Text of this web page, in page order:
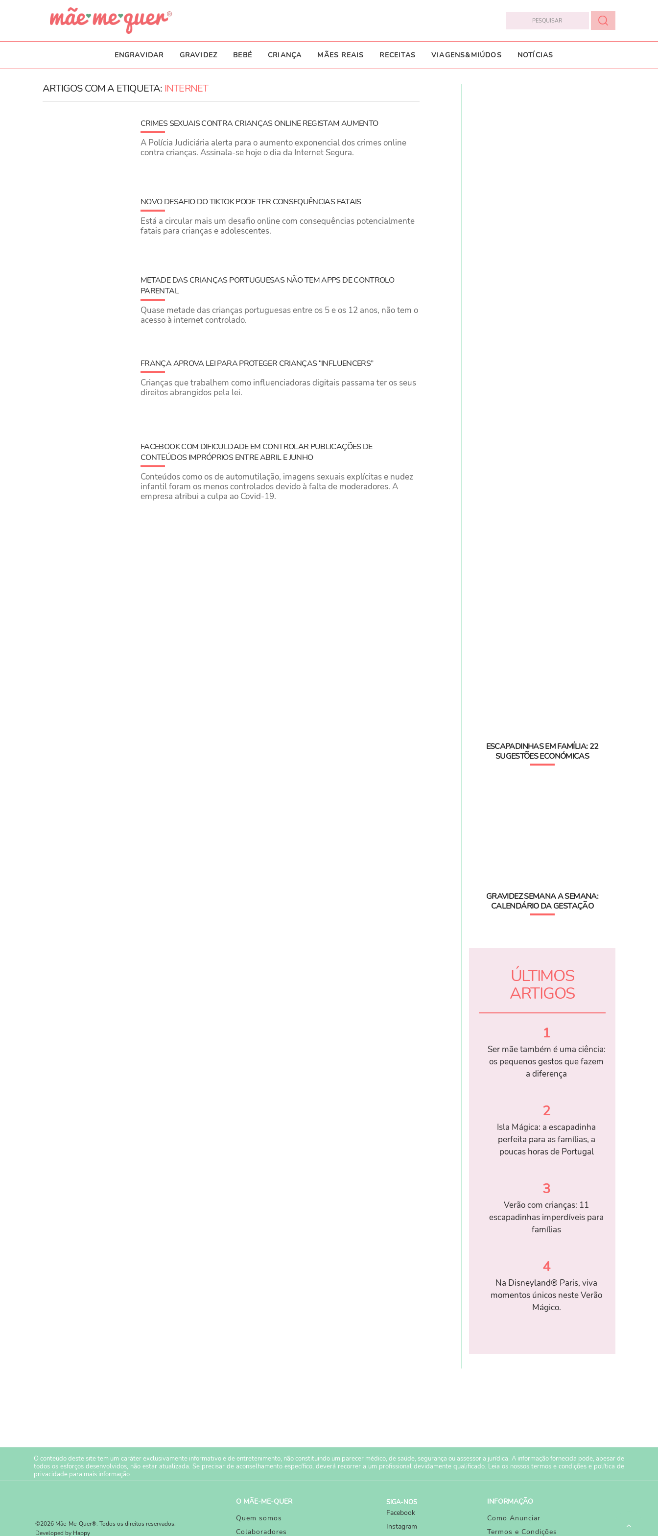
ENGRAVIDAR GRAVIDEZ BEBÉ CRIANÇA MÃES REAIS RECEITAS VIAGENS&MIÚDOS NOTÍCIAS
ARTIGOS COM A ETIQUETA: INTERNET
CRIMES SEXUAIS CONTRA CRIANÇAS ONLINE REGISTAM AUMENTO
A Polícia Judiciária alerta para o aumento exponencial dos crimes online
contra crianças. Assinala-se hoje o dia da Internet Segura.
NOVO DESAFIO DO TIKTOK PODE TER CONSEQUÊNCIAS FATAIS
Está a circular mais um desafio online com consequências potencialmente
fatais para crianças e adolescentes.
METADE DAS CRIANÇAS PORTUGUESAS NÃO TEM APPS DE CONTROLO
PARENTAL
Quase metade das crianças portuguesas entre os 5 e os 12 anos, não tem o
acesso à internet controlado.
FRANÇA APROVA LEI PARA PROTEGER CRIANÇAS “INFLUENCERS”
Crianças que trabalhem como influenciadoras digitais passama ter os seus
direitos abrangidos pela lei.
FACEBOOK COM DIFICULDADE EM CONTROLAR PUBLICAÇÕES DE
CONTEÚDOS IMPRÓPRIOS ENTRE ABRIL E JUNHO
Conteúdos como os de automutilação, imagens sexuais explícitas e nudez
infantil foram os menos controlados devido à falta de moderadores. A
empresa atribui a culpa ao Covid-19.
ESCAPADINHAS EM FAMÍLIA: 22
SUGESTÕES ECONÓMICAS
GRAVIDEZ SEMANA A SEMANA:
CALENDÁRIO DA GESTAÇÃO
ÚLTIMOS
ARTIGOS
1
Ser mãe também é uma ciência:
os pequenos gestos que fazem
a diferença
2
Isla Mágica: a escapadinha
perfeita para as famílias, a
poucas horas de Portugal
3
Verão com crianças: 11
escapadinhas imperdíveis para
famílias
4
Na Disneyland® Paris, viva
momentos únicos neste Verão
Mágico.
O conteúdo deste site tem um caráter exclusivamente informativo e de entretenimento, não constituindo um parecer médico, de saúde, segurança ou assessoria jurídica. A informação fornecida pode, apesar de
todos os esforços desenvolvidos, não estar atualizada. Se precisar de aconselhamento específico, deverá recorrer a um profissional devidamente qualificado. Leia os nossos termos e condiçõese política de
privacidade para mais informação.
©2026 Mãe-Me-Quer®. Todos os direitos reservados.
Developed by Happy
O MÃE-ME-QUER
Quem somos
Colaboradores
SIGA-NOS
Facebook
Instagram
INFORMAÇÃO
Como Anunciar
Termos e Condições